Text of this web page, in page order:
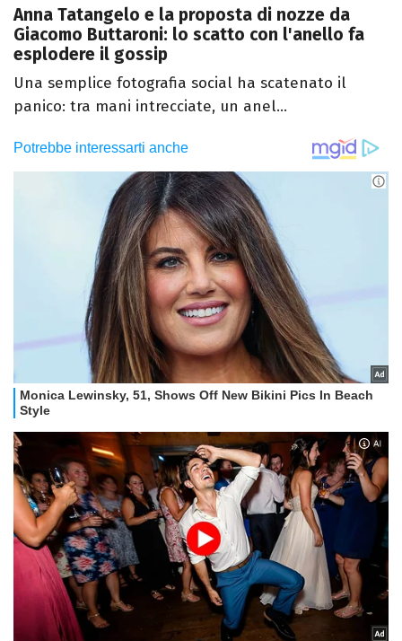
Anna Tatangelo e la proposta di nozze da
Giacomo Buttaroni: lo scatto con l'anello fa
esplodere il gossip
Una semplice fotografia social ha scatenato il
panico: tra mani intrecciate, un anel...